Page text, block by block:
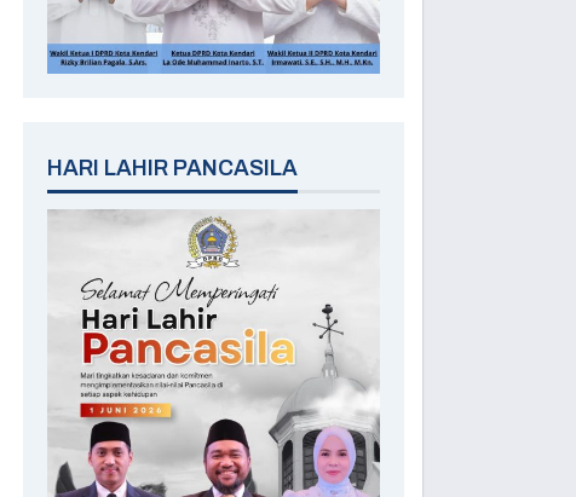
HARI LAHIR PANCASILA